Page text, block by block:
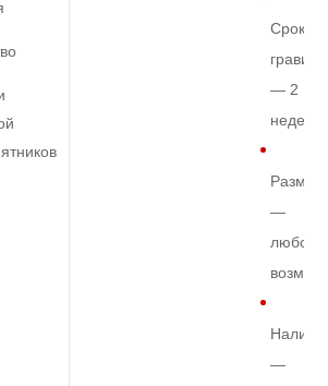
Срок
— 2
недели
Размер
—
любой
—